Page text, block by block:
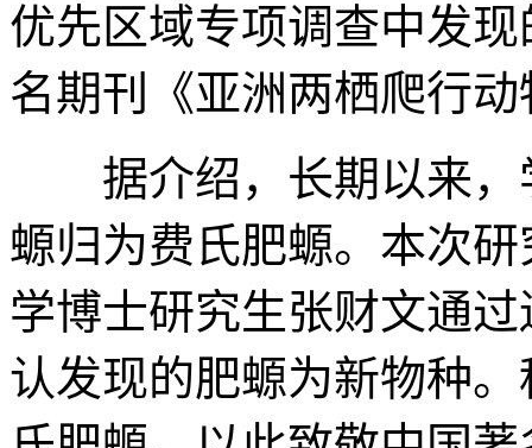
优先区域专项调查中发
名期刊《亚洲两栖爬行
据介绍，长期以来，
螈归为费氏肥螈。本次
学博士研究生张财文通
认发现的肥螈为新物种